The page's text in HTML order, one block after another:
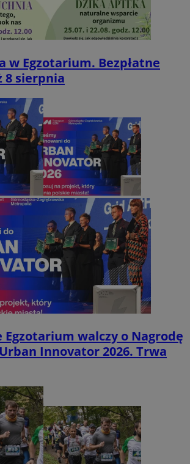
w Egzotarium. Bezpłatne
8 sierpnia
Egzotarium walczy o Nagrodę
Innovator 2026. Trwa